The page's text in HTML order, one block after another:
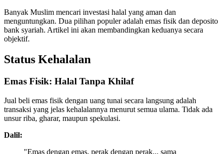
Banyak Muslim mencari investasi halal yang aman dan
menguntungkan. Dua pilihan populer adalah emas fisik dan deposito
bank syariah. Artikel ini akan membandingkan keduanya secara
objektif.
Status Kehalalan
Emas Fisik: Halal Tanpa Khilaf
Jual beli emas fisik dengan uang tunai secara langsung adalah
transaksi yang jelas kehalalannya menurut semua ulama. Tidak ada
unsur riba, gharar, maupun spekulasi.
Dalil:
"Emas dengan emas, perak dengan perak... sama